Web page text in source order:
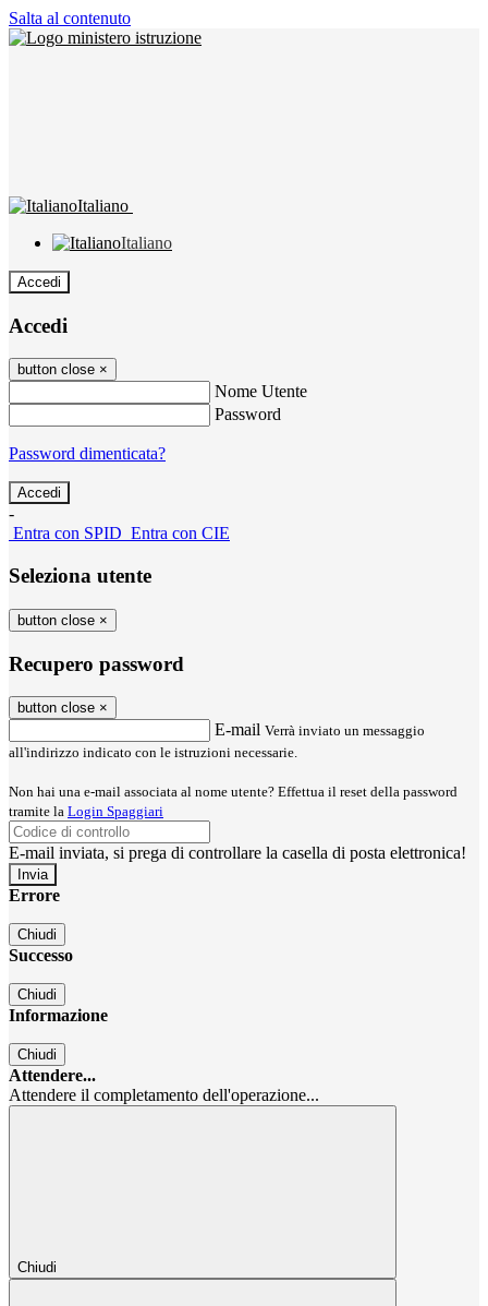
Salta al contenuto
Italiano
Italiano
Accedi
Accedi
button close ×
Nome Utente
Password
Password dimenticata?
-
Entra con SPID Entra con CIE
Seleziona utente
button close ×
Recupero password
button close ×
E-mail Verrà inviato un messaggio
all'indirizzo indicato con le istruzioni necessarie.
Non hai una e-mail associata al nome utente? Effettua il reset della password
tramite la Login Spaggiari
E-mail inviata, si prega di controllare la casella di posta elettronica!
Errore
Chiudi
Successo
Chiudi
Informazione
Chiudi
Attendere...
Attendere il completamento dell'operazione...
Chiudi